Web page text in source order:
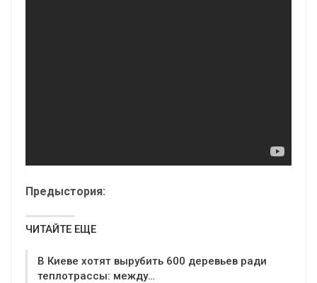
Предыстория:
ЧИТАЙТЕ ЕЩЕ
В Киеве хотят вырубить 600 деревьев ради
теплотрассы: между…